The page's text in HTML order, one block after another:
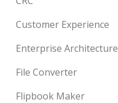
Customer Experience
Enterprise Architecture
File Converter
Flipbook Maker